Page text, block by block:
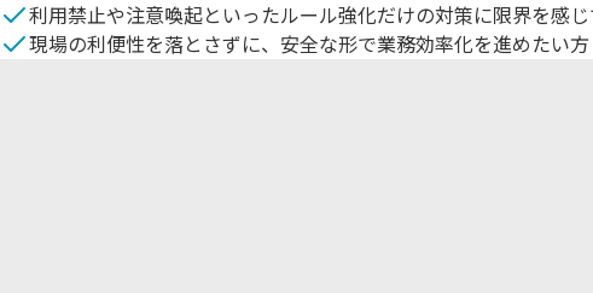
利用禁止や注意喚起といったルール強化だけの対策に限界を感
現場の利便性を落とさずに、安全な形で業務効率化を進めたい方